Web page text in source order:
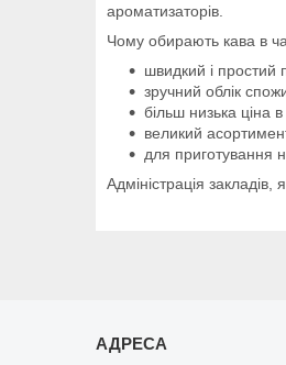
ароматизаторів.
Чому обирають кава в
швидкий і простий
зручний облік
більш низька ціна
великий
для приготування
Адміністрація